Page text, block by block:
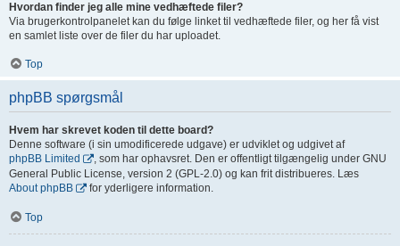
Hvordan finder jeg alle mine vedhæftede filer?
Via brugerkontrolpanelet kan du følge linket til vedhæftede filer, og her få vist
en samlet liste over de filer du har uploadet.
Top
phpBB spørgsmål
Hvem har skrevet koden til dette board?
Denne software (i sin umodificerede udgave) er udviklet og udgivet af
phpBB Limited
, som har ophavsret. Den er offentligt tilgængelig under GNU
General Public License, version 2 (GPL-2.0) og kan frit distribueres. Læs
About phpBB
for yderligere information.
Top